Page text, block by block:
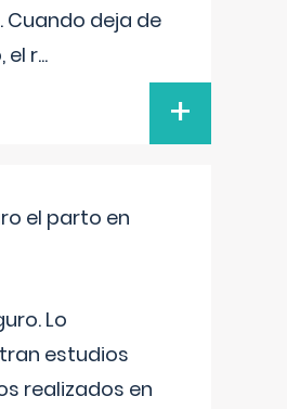
Cuando deja de
el r...
+
el parto en
Lo
estudios
realizados en